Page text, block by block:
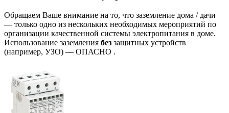
Обращаем Ваше внимание на то, что заземление дома / дачи
— только одно из нескольких необходимых мероприятий по
организации качественной системы электропитания в доме.
Использование заземления без защитных устройств
(например, УЗО) — ОПАСНО .